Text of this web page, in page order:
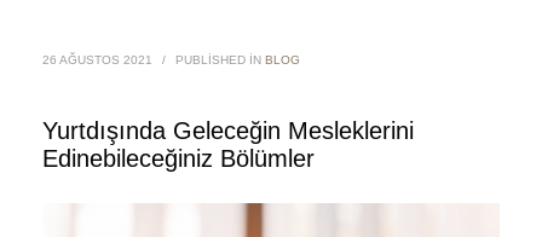
26 AĞUSTOS 2021 / PUBLISHED IN BLOG
Yurtdışında Geleceğin Mesleklerini
Edinebileceğiniz Bölümler